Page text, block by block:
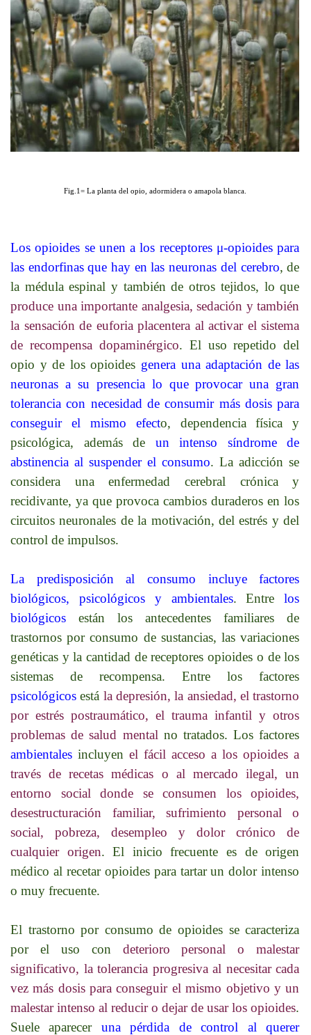
Fig.1= La planta del opio, adormidera o amapola blanca.
Los opioides se unen a los receptores μ‑opioides para
las endorfinas que hay en las neuronas del cerebro, de
la médula espinal y también de otros tejidos, lo que
produce una importante analgesia, sedación y también
la sensación de euforia placentera al activar el sistema
de recompensa dopaminérgico. El uso repetido del
opio y de los opioides genera una adaptación de las
neuronas a su presencia lo que provocar una gran
tolerancia con necesidad de consumir más dosis para
conseguir el mismo efecto, dependencia física y
psicológica, además de un intenso síndrome de
abstinencia al suspender el consumo. La adicción se
considera una enfermedad cerebral crónica y
recidivante, ya que provoca cambios duraderos en los
circuitos neuronales de la motivación, del estrés y del
control de impulsos.
La predisposición al consumo incluye factores
biológicos, psicológicos y ambientales. Entrelos
biológicos están los antecedentes familiares de
trastornos por consumo de sustancias, las variaciones
genéticas y la cantidad de receptores opioides o de los
sistemas de recompensa. Entre los factores
psicológicos está la depresión, la ansiedad, el trastorno
por estrés postraumático, el trauma infantil y otros
problemas de salud mental no tratados. Los factores
ambientales incluyenel fácil acceso a los opioides a
través de recetas médicas o al mercado ilegal, un
entorno social donde se consumen los opioides,
desestructuración familiar, sufrimiento personal o
social, pobreza, desempleo y dolor crónico de
cualquier origen. El inicio frecuente es de origen
médico al recetar opioides para tartar un dolor intenso
o muy frecuente.
El trastorno por consumo de opioides se caracteriza
por el uso con deterioro personal o malestar
significativo, la tolerancia progresiva al necesitar cada
vez más dosis para conseguir el mismo objetivo y un
malestar intenso al reducir o dejar de usar los opioides.
Suele aparecer una pérdida de control al querer